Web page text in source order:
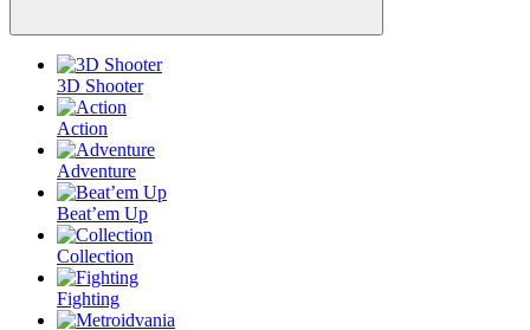
3D Shooter
Action
Adventure
Beat’em Up
Collection
Fighting